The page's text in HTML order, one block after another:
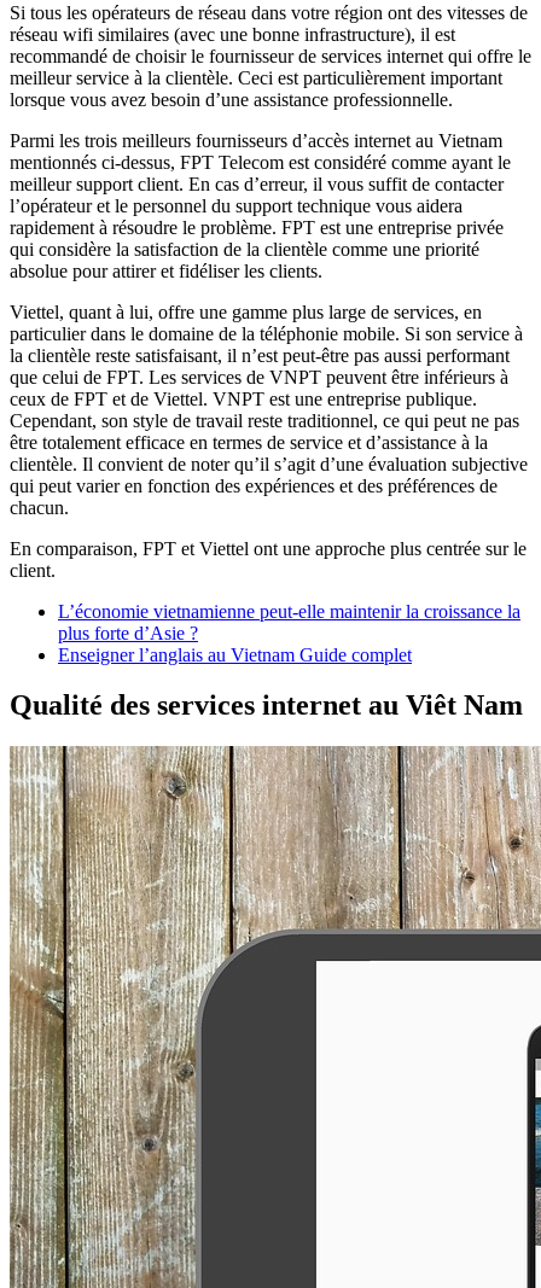
Si tous les opérateurs de réseau dans votre région ont des vitesses de
réseau wifi similaires (avec une bonne infrastructure), il est
recommandé de choisir le fournisseur de services internet qui offre le
meilleur service à la clientèle. Ceci est particulièrement important
lorsque vous avez besoin d’une assistance professionnelle.
Parmi les trois meilleurs fournisseurs d’accès internet au Vietnam
mentionnés ci-dessus, FPT Telecom est considéré comme ayant le
meilleur support client. En cas d’erreur, il vous suffit de contacter
l’opérateur et le personnel du support technique vous aidera
rapidement à résoudre le problème. FPT est une entreprise privée
qui considère la satisfaction de la clientèle comme une priorité
absolue pour attirer et fidéliser les clients.
Viettel, quant à lui, offre une gamme plus large de services, en
particulier dans le domaine de la téléphonie mobile. Si son service à
la clientèle reste satisfaisant, il n’est peut-être pas aussi performant
que celui de FPT. Les services de VNPT peuvent être inférieurs à
ceux de FPT et de Viettel. VNPT est une entreprise publique.
Cependant, son style de travail reste traditionnel, ce qui peut ne pas
être totalement efficace en termes de service et d’assistance à la
clientèle. Il convient de noter qu’il s’agit d’une évaluation subjective
qui peut varier en fonction des expériences et des préférences de
chacun.
En comparaison, FPT et Viettel ont une approche plus centrée sur le
client.
L’économie vietnamienne peut-elle maintenir la croissance la
plus forte d’Asie ?
Enseigner l’anglais au Vietnam Guide complet
Qualité des services internet au Viêt Nam